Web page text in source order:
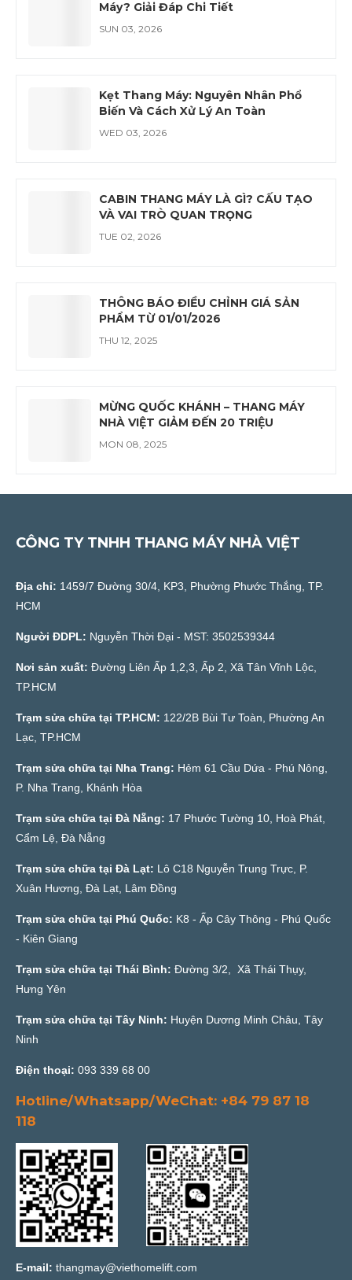
Máy? Giải Đáp Chi Tiết
SUN 03, 2026
Kẹt Thang Máy: Nguyên Nhân Phổ
Biến Và Cách Xử Lý An Toàn
WED 03, 2026
CABIN THANG MÁY LÀ GÌ? CẤU TẠO
VÀ VAI TRÒ QUAN TRỌNG
TUE 02, 2026
THÔNG BÁO ĐIỀU CHỈNH GIÁ SẢN
PHẨM TỪ 01/01/2026
THU 12, 2025
MỪNG QUỐC KHÁNH – THANG MÁY
NHÀ VIỆT GIẢM ĐẾN 20 TRIỆU
MON 08, 2025
CÔNG TY TNHH THANG MÁY NHÀ VIỆT
Địa chỉ: 1459/7 Đường 30/4, KP3, Phường Phước Thắng, TP.
HCM
Người ĐDPL: Nguyễn Thời Đại - MST: 3502539344
Nơi sản xuất: Đường Liên Ấp 1,2,3, Ấp 2, Xã Tân Vĩnh Lộc,
TP.HCM
Trạm sửa chữa tại TP.HCM: 122/2B Bùi Tư Toàn, Phường An
Lạc, TP.HCM
Trạm sửa chữa tại Nha Trang: Hẻm 61 Cầu Dứa - Phú Nông,
P. Nha Trang, Khánh Hòa
Trạm sửa chữa tại Đà Nẵng: 17 Phước Tường 10, Hoà Phát,
Cẩm Lệ, Đà Nẵng
Trạm sửa chữa tại Đà Lạt: Lô C18 Nguyễn Trung Trực, P.
Xuân Hương, Đà Lạt, Lâm Đồng
Trạm sửa chữa tại Phú Quốc: K8 - Ấp Cây Thông - Phú Quốc
- Kiên Giang
Trạm sửa chữa tại Thái Bình: Đường 3/2, Xã Thái Thụy,
Hưng Yên
Trạm sửa chữa tại Tây Ninh: Huyện Dương Minh Châu, Tây
Ninh
Điện thoại: 093 339 68 00
Hotline/Whatsapp/WeChat: +84 79 87 18
118
E-mail: thangmay@viethomelift.com